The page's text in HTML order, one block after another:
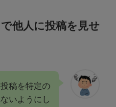
他人に投稿を見せ
稿を特定の
いようにし